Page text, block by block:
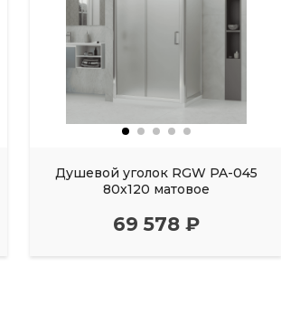
Душевой уголок RGW PA-045
80х120 матовое
69 578 ₽